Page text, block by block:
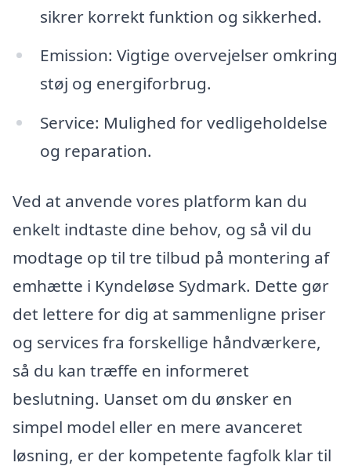
sikrer korrekt funktion og sikkerhed.
Emission: Vigtige overvejelser omkring
støj og energiforbrug.
Service: Mulighed for vedligeholdelse
og reparation.
Ved at anvende vores platform kan du
enkelt indtaste dine behov, og så vil du
modtage op til tre tilbud på montering af
emhætte i Kyndeløse Sydmark. Dette gør
det lettere for dig at sammenligne priser
og services fra forskellige håndværkere,
så du kan træffe en informeret
beslutning. Uanset om du ønsker en
simpel model eller en mere avanceret
løsning, er der kompetente fagfolk klar til